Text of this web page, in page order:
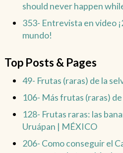
should never happen
353- Entrevista en video
mundo!
Top Posts & Pages
49- Frutas (raras) de la
106- Más frutas (raras)
128- Frutas raras: las
Uruápan | MÉXICO
206- Como conseguir el